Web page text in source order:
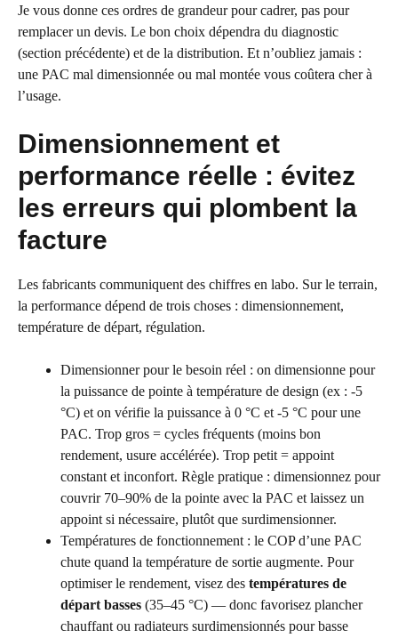
Je vous donne ces ordres de grandeur pour cadrer, pas pour
remplacer un devis. Le bon choix dépendra du diagnostic
(section précédente) et de la distribution. Et n’oubliez jamais :
une PAC mal dimensionnée ou mal montée vous coûtera cher à
l’usage.
Dimensionnement et
performance réelle : évitez
les erreurs qui plombent la
facture
Les fabricants communiquent des chiffres en labo. Sur le terrain,
la performance dépend de trois choses : dimensionnement,
température de départ, régulation.
Dimensionner pour le besoin réel : on dimensionne pour
la puissance de pointe à température de design (ex : -5
°C) et on vérifie la puissance à 0 °C et -5 °C pour une
PAC. Trop gros = cycles fréquents (moins bon
rendement, usure accélérée). Trop petit = appoint
constant et inconfort. Règle pratique : dimensionnez pour
couvrir 70–90% de la pointe avec la PAC et laissez un
appoint si nécessaire, plutôt que surdimensionner.
Températures de fonctionnement : le COP d’une PAC
chute quand la température de sortie augmente. Pour
optimiser le rendement, visez des températures de
départ basses (35–45 °C) — donc favorisez plancher
chauffant ou radiateurs surdimensionnés pour basse